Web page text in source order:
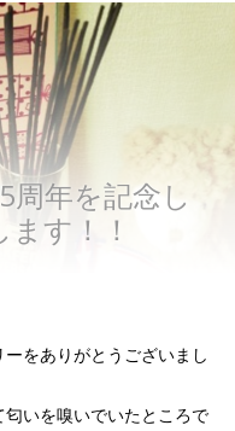
周年を記念し
す！！
をありがとうございまし
いを嗅いでいたところで